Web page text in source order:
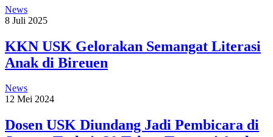
News
8 Juli 2025
KKN USK Gelorakan Semangat Literasi
Anak di Bireuen
News
12 Mei 2024
Dosen USK Diundang Jadi Pembicara di